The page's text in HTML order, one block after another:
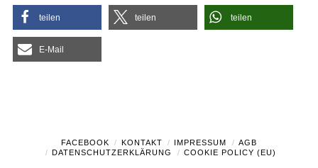
teilen teilen teilen
E-Mail
FACEBOOK KONTAKT IMPRESSUM
AGB
DATENSCHUTZERKLÄRUNG
COOKIE POLICY (EU)